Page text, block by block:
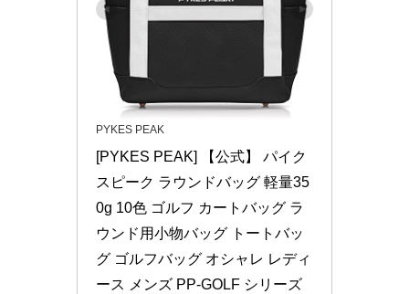
PYKES PEAK
[PYKES PEAK] 【公式】 パイク
スピーク ラウンドバッグ 軽量35
0g 10色 ゴルフ カートバッグ ラ
ウンド用小物バッグ トートバッ
グ ゴルフバッグ オシャレ レディ
ース メンズ PP-GOLF シリーズ